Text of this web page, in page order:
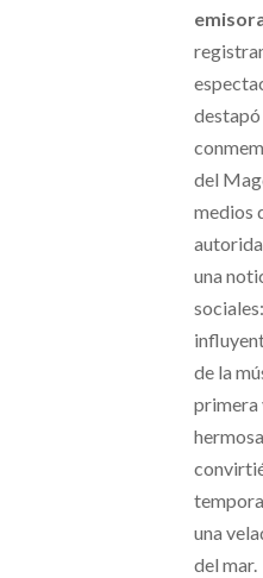
del
medios
una
de la
primera
una
del mar.